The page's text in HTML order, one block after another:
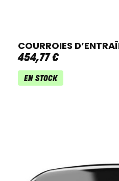
COURROIES
454,77€
EN STOCK